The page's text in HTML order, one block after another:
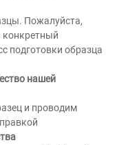
Пожалуйста,
конкретный
подготовки образца
нашей
и проводим